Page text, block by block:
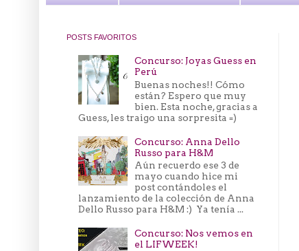
POSTS FAVORITOS
Concurso: Joyas Guess en
Perú
Buenas noches!! Cómo
están? Espero que muy
bien. Esta noche, gracias a
Guess, les traigo una sorpresita =)
Concurso: Anna Dello
Russo para H&M
Aún recuerdo ese 3 de
mayo cuando hice mi
post contándoles el
lanzamiento de la colección de Anna
Dello Russo para H&M :) Ya tenía ...
Concurso: Nos vemos en
el LIFWEEK!